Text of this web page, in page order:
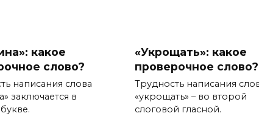
какое
слово?
написания слова
заключается в
«Укрощать»: какое
проверочное слово?
Трудность написания
«укрощать» – во второй
слоговой гласной.